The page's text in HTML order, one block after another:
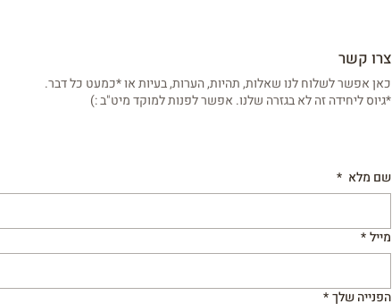
צרו קשר
כאן אפשר לשלוח לנו שאלות, תהיות, הערות, בעיות או *כמעט כל דבר.
*גיוס ליחידה זה לא בגזרה שלנו. אפשר לפנות למוקד מיט"ב :)
שם מלא *
מייל*
הפנייה שלך*